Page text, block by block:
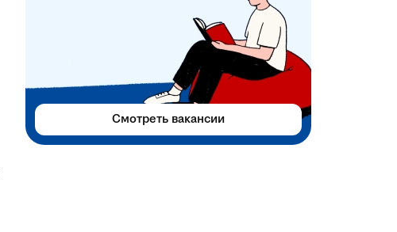
Смотреть вакансии